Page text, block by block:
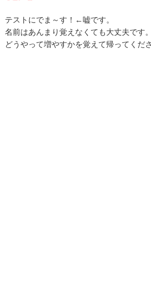
テストにでま～す！←嘘です。
名前はあんまり覚えなくても大丈夫です。
どうやって増やすかを覚えて帰ってくだ